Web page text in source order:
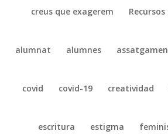
creus que exagerem Recursos
alumnat alumnes
covid covid-19 creatividad
escritura estigma